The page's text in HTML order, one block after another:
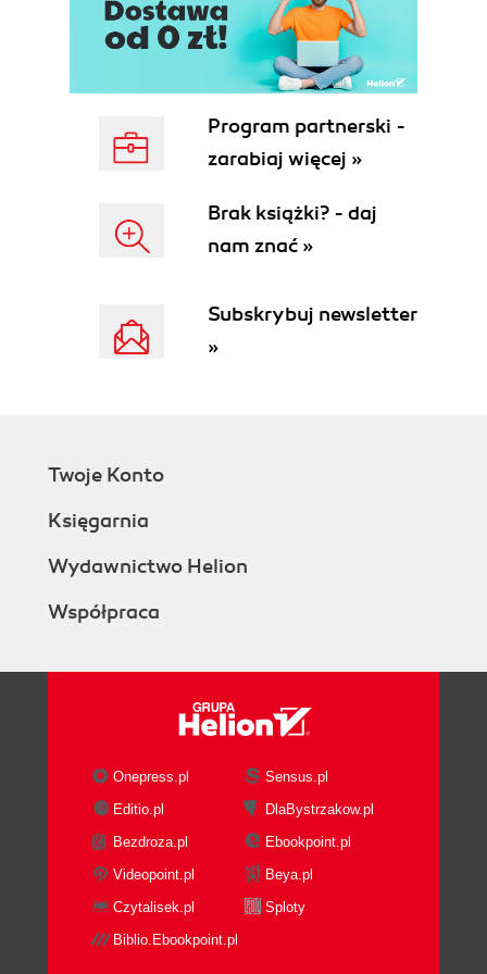
Program partnerski -
zarabiaj więcej »
Brak książki? - daj
nam znać »
Subskrybuj newsletter
»
Twoje Konto
Księgarnia
Wydawnictwo Helion
Współpraca
Onepress.pl
Sensus.pl
Editio.pl
DlaBystrzakow.pl
Bezdroza.pl
Ebookpoint.pl
Videopoint.pl
Beya.pl
Czytalisek.pl
Sploty
Biblio.Ebookpoint.pl